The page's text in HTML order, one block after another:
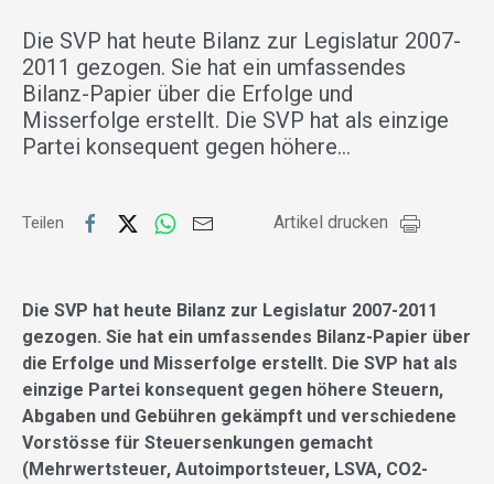
Die SVP hat heute Bilanz zur Legislatur 2007-
2011 gezogen. Sie hat ein umfassendes
Bilanz-Papier über die Erfolge und
Misserfolge erstellt. Die SVP hat als einzige
Partei konsequent gegen höhere…
Teilen Artikel drucken
Die SVP hat heute Bilanz zur Legislatur 2007-2011
gezogen. Sie hat ein umfassendes Bilanz-Papier über
die Erfolge und Misserfolge erstellt. Die SVP hat als
einzige Partei konsequent gegen höhere Steuern,
Abgaben und Gebühren gekämpft und verschiedene
Vorstösse für Steuersenkungen gemacht
(Mehrwertsteuer, Autoimportsteuer, LSVA, CO2-